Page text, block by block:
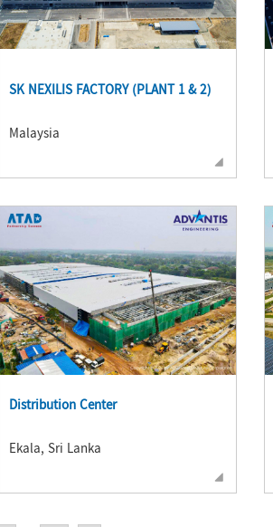
SK NEXILIS FACTORY (PLANT 1 & 2)
Malaysia
Distribution Center
Ekala, Sri Lanka